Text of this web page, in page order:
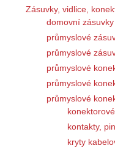
Zásuvky, vidlice,
domovní
průmyslové
průmyslové
průmyslové
průmyslové
průmyslové
kontakty,
kryty